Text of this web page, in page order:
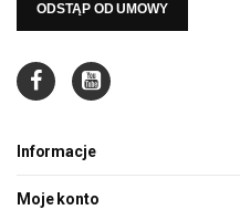
ODSTĄP OD UMOWY
Informacje
Moje konto